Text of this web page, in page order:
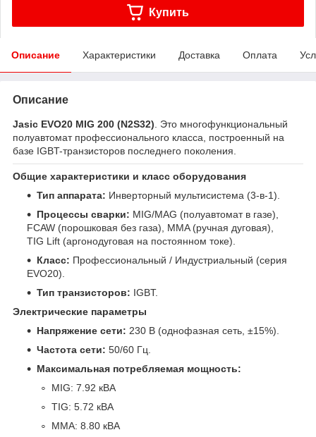
Купить
Описание Характеристики Доставка Оплата
Описание
Jasic EVO20 MIG 200 (N2S32) . Это многофункциональный
полуавтомат профессионального класса, построенный на
базе IGBT-транзисторов последнего поколения.
Общие характеристики и класс оборудования
Тип аппарата: Инверторный мультисистема (3-в-1).
Процессы сварки: MIG/MAG (полуавтомат в газе),
FCAW (порошковая без газа), MMA (ручная дуговая),
TIG Lift (аргонодуговая на постоянном токе).
Класс: Профессиональный / Индустриальный (серия
EVO20).
Тип транзисторов: IGBT.
Электрические параметры
Напряжение сети: 230 В (однофазная сеть, ±15%).
Частота сети: 50/60 Гц.
Максимальная потребляемая мощность:
MIG: 7.92 кВА
TIG: 5.72 кВА
MMA: 8.80 кВА